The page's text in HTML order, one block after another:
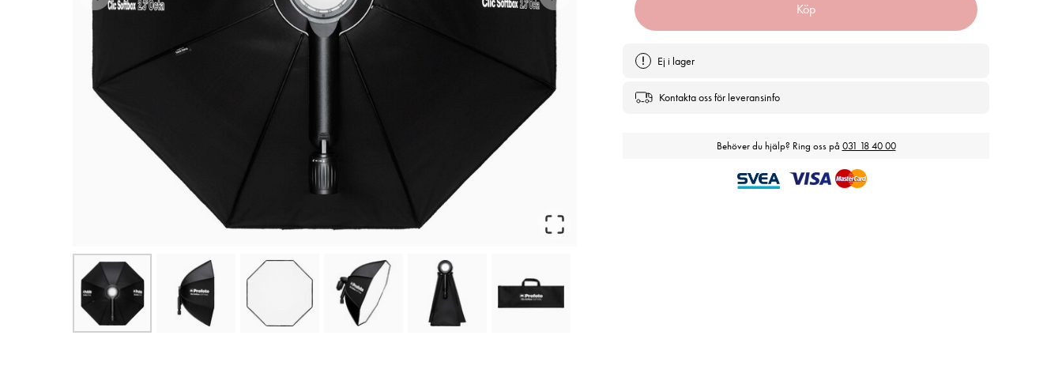
Köp
Ej i lager
Kontakta oss för leveransinfo
Behöver du hjälp? Ring oss på 031 18 40 00